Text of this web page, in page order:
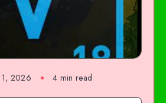
1, 2026 4 min read